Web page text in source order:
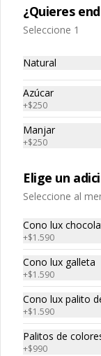
Energy Ball x4
$3.400
10 Energy Balls a
$6.700
¿Quieres
Seleccione 1
Natural
Azúcar
+$250
Manjar
+$250
Elige un
Seleccione al
Cono lux
+$1.590
Cono lux galleta
+$1.590
Cono lux palito
+$1.590
Palitos de
+$990